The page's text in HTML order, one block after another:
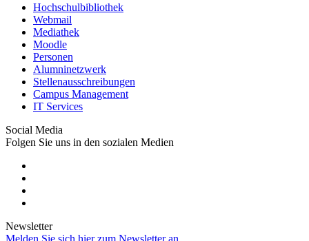
Hochschulbibliothek
Webmail
Mediathek
Moodle
Personen
Alumninetzwerk
Stellenausschreibungen
Campus Management
IT Services
Social Media
Folgen Sie uns in den sozialen Medien
Newsletter
Melden Sie sich hier zum Newsletter an